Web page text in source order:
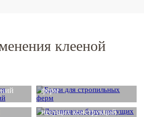
клееной
ферм
Деревянные балки
несущих конструкций